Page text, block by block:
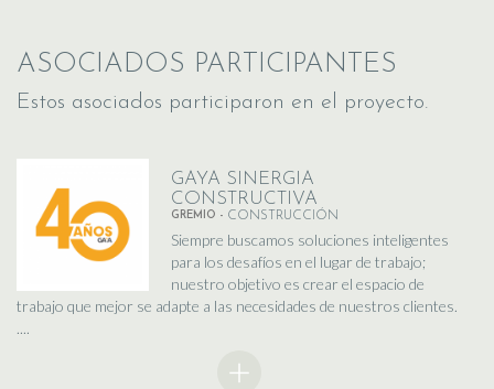
ASOCIADOS PARTICIPANTES
Estos asociados participaron en el proyecto.
GAYA SINERGIA
CONSTRUCTIVA
GREMIO - CONSTRUCCIÓN
Siempre buscamos soluciones inteligentes
para los desafíos en el lugar de trabajo;
nuestro objetivo es crear el espacio de
trabajo que mejor se adapte a las necesidades de nuestros clientes.
....